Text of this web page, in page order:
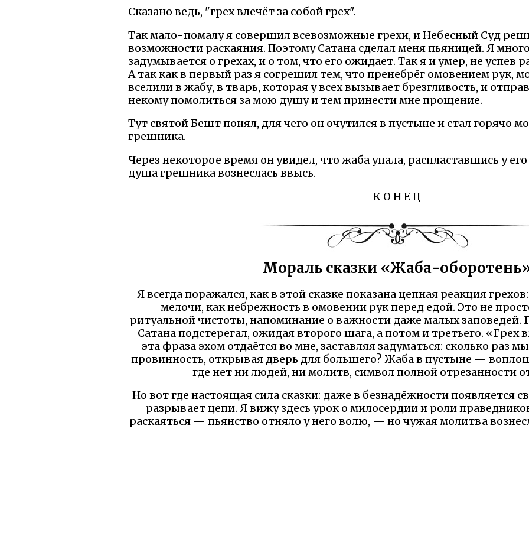
Сказано ведь, "грех влечёт за собой грех".
Так мало-помалу я совершил всевозможные грехи, и Небесный Суд
возможности раскаяния. Поэтому Сатана сделал меня пьяницей. Я
задумывается о грехах, и о том, что его ожидает. Так я и умер, не успев
А так как в первый раз я согрешил тем, что пренебрёг омовением рук,
вселили в жабу, в тварь, которая у всех вызывает брезгливость, и
некому помолиться за мою душу и тем принести мне прощение.
Тут святой Бешт понял, для чего он очутился в пустыне и стал горячо
грешника.
Через некоторое время он увидел, что жаба упала, распластавшись у
душа грешника вознеслась ввысь.
К О Н Е Ц
Мораль сказки «Жаба-
Я всегда поражался, как в этой сказке показана цепная реакция
мелочи, как небрежность в омовении рук перед едой. Это не
ритуальной чистоты, напоминание о важности даже малых заповедей.
Сатана подстерегал, ожидая второго шага, а потом и третьего. «Грех
эта фраза эхом отдаётся во мне, заставляя задуматься: сколько раз
провинность, открывая дверь для большего? Жаба в пустыне —
где нет ни людей, ни молитв, символ полной отрезанности
Но вот где настоящая сила сказки: даже в безнадёжности появляется
разрывает цепи. Я вижу здесь урок о милосердии и роли
раскаяться — пьянство отняло у него волю, — но чужая молитва